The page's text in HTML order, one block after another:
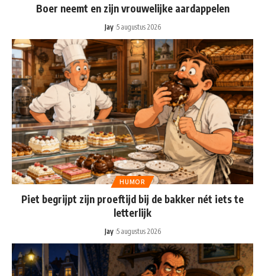
Boer neemt en zijn vrouwelijke aardappelen
Jay 5 augustus 2026
HUMOR
Piet begrijpt zijn proeftijd bij de bakker nét iets te
letterlijk
Jay 5 augustus 2026